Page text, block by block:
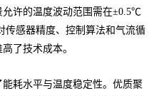
许的温度波动范围需在±0.5℃
传感器精度、控制算法和气流循
了技术成本。
耗水平与温度稳定性。优质聚